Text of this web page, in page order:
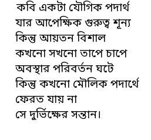
কবি একটা যৌগিক পদার্থ
যার আপেক্ষিক গুরুত্ব শূন্য
কিন্তু আয়তন বিশাল
কখনো সখনো তাপে চাপে
অবস্থার পরিবর্তন ঘটে
কিন্তু কখনো মৌলিক পদার্থে
ফেরত যায় না
সে দুর্ভিক্ষের সন্তান।